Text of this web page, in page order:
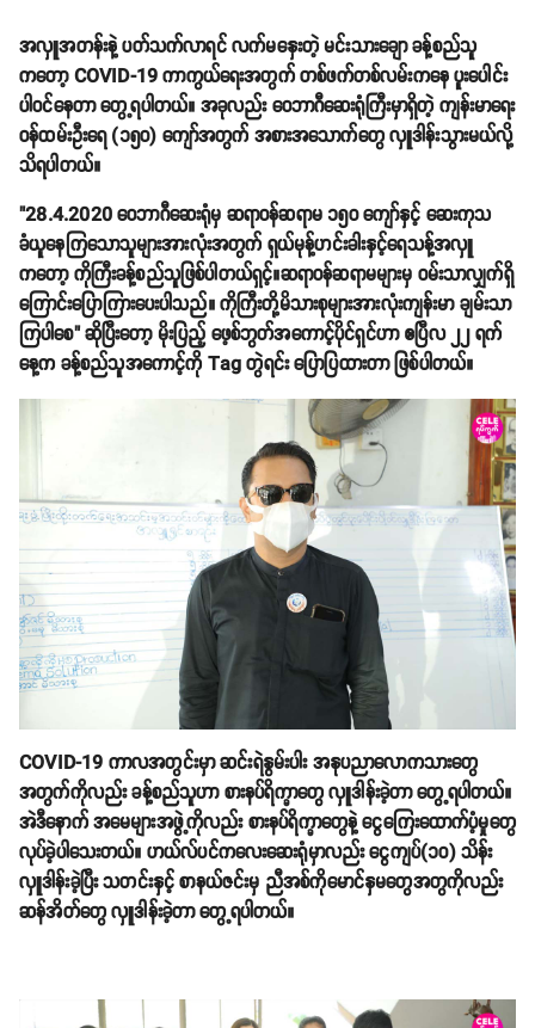
အလှူအတန်းနဲ့ ပတ်သက်လာရင် လက်မနှေးတဲ့ မင်းသားချော ခန့်စည်သူ
ကတော့ COVID-19 ကာကွယ်ရေးအတွက် တစ်ဖက်တစ်လမ်းကနေ ပူးပေါင်း
ပါဝင်နေတာ တွေ့ရပါတယ်။ အခုလည်း ဝေဘာဂီဆေးရုံကြီးမှာရှိတဲ့ ကျန်းမာရေး
ဝန်ထမ်းဦးရေ (၁၅၀) ကျော်အတွက် အစားအသောက်တွေ လှူဒါန်းသွားမယ်လို့
သိရပါတယ်။
"28.4.2020 ဝေဘာဂီဆေးရုံမှ ဆရာဝန်ဆရာမ ၁၅၀ ကျော်နှင့် ဆေးကုသ
ခံယူနေကြသောသူများအားလုံးအတွက် ရှယ်မုန့်ဟင်းခါးနှင့်ရေသန့်အလှူ
ကတော့ ကိုကြီးခန့်စည်သူဖြစ်ပါတယ်ရှင့်။ဆရာဝန်ဆရာမများမှ ဝမ်းသာလျှက်ရှိ
ကြောင်းပြောကြားပေးပါသည်။ ကိုကြီးတို့မိသားစုများအားလုံးကျန်းမာ ချမ်းသာ
ကြပါစေ" ဆိုပြီးတော့ မိုးပြည့် ဖေ့စ်ဘွတ်အကောင့်ပိုင်ရှင်ဟာ ဧပြီလ ၂၂ ရက်
နေ့က ခန့်စည်သူအကောင့်ကို Tag တွဲရင်း ပြောပြထားတာ ဖြစ်ပါတယ်။
COVID-19 ကာလအတွင်းမှာ ဆင်းရဲနွမ်းပါး အနုပညာလောကသားတွေ
အတွက်ကိုလည်း ခန့်စည်သူဟာ စားနပ်ရိက္ခာတွေ လှူဒါန်းခဲ့တာ တွေ့ရပါတယ်။
အဲဒီနောက် အမေများအဖွဲ့ကိုလည်း စားနပ်ရိက္ခာတွေနဲ့ ငွေကြေးထောက်ပံ့မှုတွေ
လုပ်ခဲ့ပါသေးတယ်။ ဟယ်လ်ပင်ကလေးဆေးရုံမှာလည်း ငွေကျပ်(၁၀) သိန်း
လှူဒါန်းခဲ့ပြီး သတင်းနှင့် စာနယ်ဇင်းမှ ညီအစ်ကိုမောင်နှမတွေအတွကိုလည်း
ဆန်အိတ်တွေ လှူဒါန်းခဲ့တာ တွေ့ရပါတယ်။